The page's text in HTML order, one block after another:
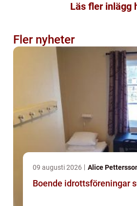
Läs fler inlägg
Fler nyheter
09 augusti 2026 Alice
Boende idrottsföreningar